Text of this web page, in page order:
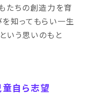
たちの創造力を育
を知ってもらい一生
いう思いのもと
童自ら志望